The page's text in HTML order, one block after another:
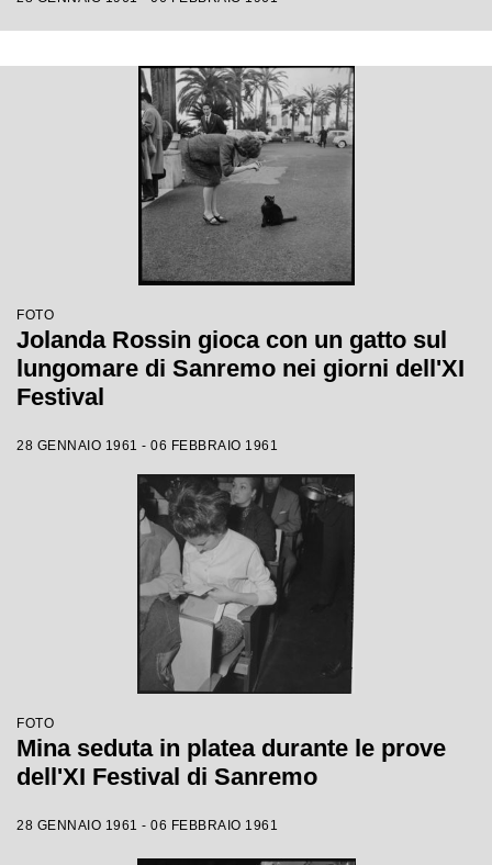
FOTO
Jolanda Rossin gioca con un gatto sul
lungomare di Sanremo nei giorni dell'XI
Festival
28 GENNAIO 1961 - 06 FEBBRAIO 1961
FOTO
Mina seduta in platea durante le prove
dell'XI Festival di Sanremo
28 GENNAIO 1961 - 06 FEBBRAIO 1961